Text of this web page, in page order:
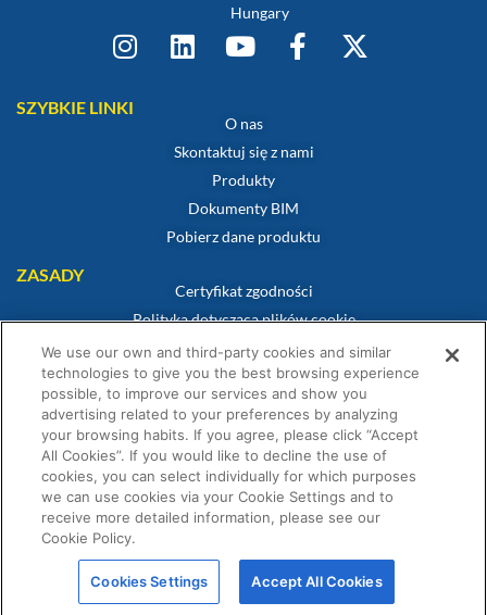
Hungary
SZYBKIE LINKI
O nas
Skontaktuj się z nami
Produkty
Dokumenty BIM
Pobierz dane produktu
ZASADY
Certyfikat zgodności
Polityka dotycząca plików cookie
Zastrzeżenie
Polityka prywatności
Warunki sprzedaży
Oświadczenie gwarancyjne
Warunki Konkursu
© Fernox jest spółką należącą do Element Solutions Inc 2026. Wszelkie prawa
zastrzeżone.
We use our own and third-party cookies and similar
technologies to give you the best browsing experience
possible, to improve our services and show you
advertising related to your preferences by analyzing
your browsing habits. If you agree, please click “Accept
All Cookies”. If you would like to decline the use of
cookies, you can select individually for which purposes
we can use cookies via your Cookie Settings and to
receive more detailed information, please see our
Cookie Policy.
Cookies Settings Accept All Cookies